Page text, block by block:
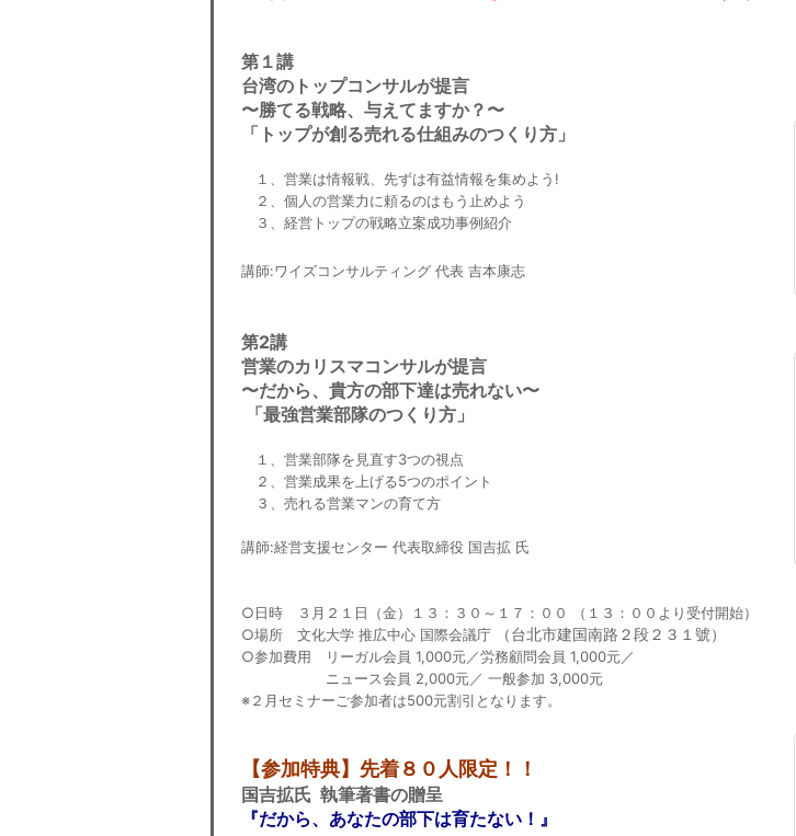
第１講
台湾のトップコンサルが提言
〜勝てる戦略、与えてますか？〜
「トップが創る売れる仕組みのつくり方」
１、営業は情報戦、先ずは有益情報を集めよう!
２、個人の営業力に頼るのはもう止めよう
３、経営トップの戦略立案成功事例紹介
講師:ワイズコンサルティング 代表 吉本康志
第2講
営業のカリスマコンサルが提言
〜だから、貴方の部下達は売れない〜
「最強営業部隊のつくり方」
１、営業部隊を見直す3つの視点
２、営業成果を上げる5つのポイント
３、売れる営業マンの育て方
講師:経営支援センター 代表取締役 国吉拡 氏
○日時 ３月２１日（金）１３：３０～１７：００ （１３：００より受付開始）
○場所 文化大学 推広中心 国際会議庁 （台北市建国南路２段２３１號）
○参加費用 リーガル会員 1,000元／労務顧問会員 1,000元／
ニュース会員 2,000元／ 一般参加 3,000元
※２月セミナーご参加者は500元割引となります。
【参加特典】先着８０人限定！！
国吉拡氏 執筆著書の贈呈
『だから、あなたの部下は育たない！』